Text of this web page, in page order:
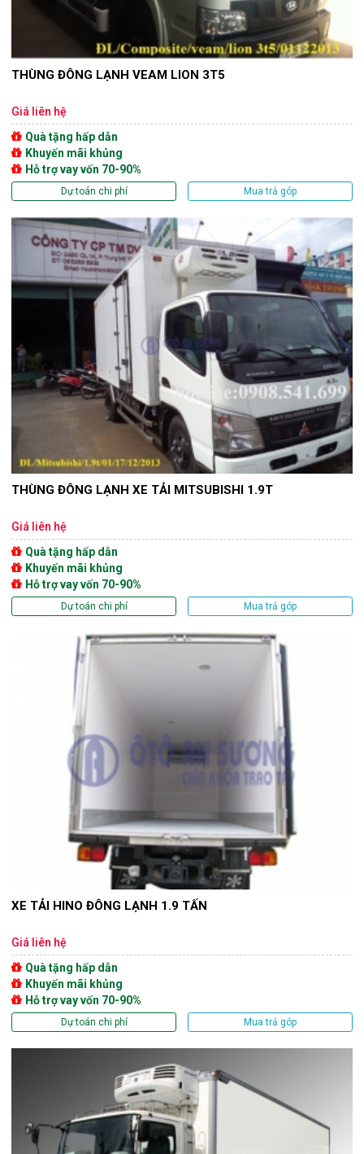
THÙNG ĐÔNG LẠNH VEAM LION 3T5
Giá liên hệ
Quà tặng hấp dẫn
Khuyến mãi khủng
Hỗ trợ vay vốn 70-90%
Dự toán chi phí Mua trả góp
THÙNG ĐÔNG LẠNH XE TẢI MITSUBISHI 1.9T
Giá liên hệ
Quà tặng hấp dẫn
Khuyến mãi khủng
Hỗ trợ vay vốn 70-90%
Dự toán chi phí Mua trả góp
XE TẢI HINO ĐÔNG LẠNH 1.9 TẤN
Giá liên hệ
Quà tặng hấp dẫn
Khuyến mãi khủng
Hỗ trợ vay vốn 70-90%
Dự toán chi phí Mua trả góp